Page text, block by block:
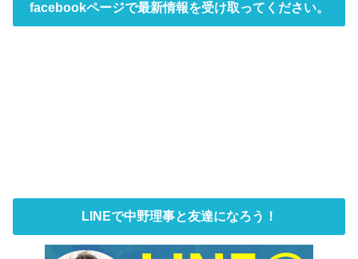
facebookページで最新情報を受け取ってください。
LINEで中野理事と友達になろう！